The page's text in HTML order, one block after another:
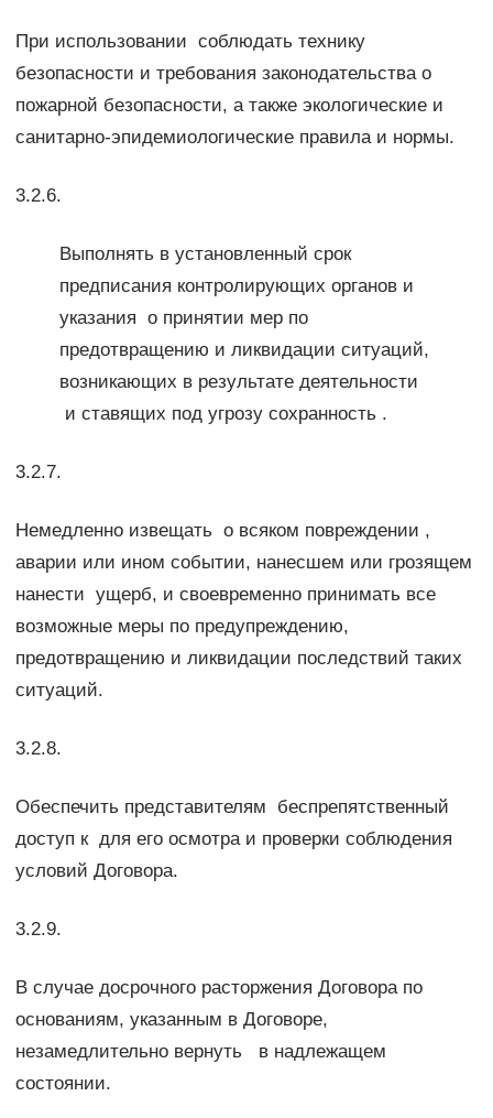
При использовании соблюдать технику
безопасности и требования законодательства о
пожарной безопасности, а также экологические и
санитарно-эпидемиологические правила и нормы.
3.2.6.
Выполнять в установленный срок
предписания контролирующих органов и
указания о принятии мер по
предотвращению и ликвидации ситуаций,
возникающих в результате деятельности
и ставящих под угрозу сохранность .
3.2.7.
Немедленно извещать о всяком повреждении ,
аварии или ином событии, нанесшем или грозящем
нанести ущерб, и своевременно принимать все
возможные меры по предупреждению,
предотвращению и ликвидации последствий таких
ситуаций.
3.2.8.
Обеспечить представителям беспрепятственный
доступ к для его осмотра и проверки соблюдения
условий Договора.
3.2.9.
В случае досрочного расторжения Договора по
основаниям, указанным в Договоре,
незамедлительно вернуть в надлежащем
состоянии.